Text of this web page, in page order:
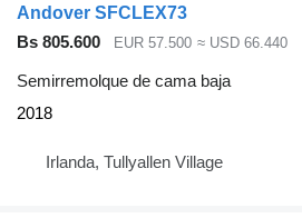
Andover SFCLEX73
Bs 805.600
EUR 57.500 ≈ USD 66.440
Semirremolque de cama baja
2018
Irlanda, Tullyallen Village